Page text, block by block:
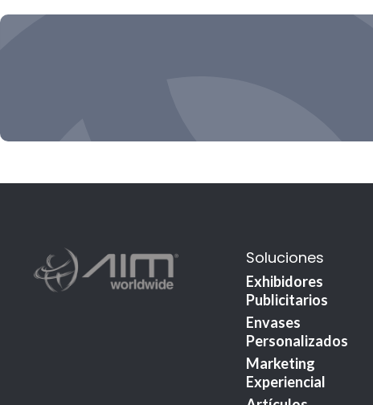
Soluciones
Exhibidores
Publicitarios
Envases
Personalizados
Marketing
Experiencial